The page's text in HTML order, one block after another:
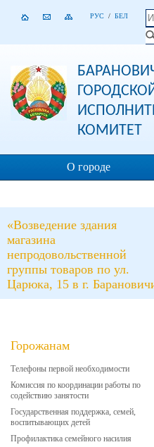
РУС / БЕЛ
КОМИТЕТ
О городе
«Возведение здания
магазина
непродовольственной
группы товаров по ул.
Царюка, 15 в г.
Горожанам
Телефоны первой необходимости
Комиссия по координации работы по
содействию занятости
Государственная поддержка, семей,
воспитывающих детей
Профилактика семейного насилия